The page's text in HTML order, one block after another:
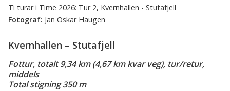
Ti turar i Time 2026: Tur 2, Kvernhallen - Stutafjell
Jan Oskar Haugen
Kvernhallen – Stutafjell
Fottur, totalt 9,34 km (4,67 km kvar veg), tur/retur,
middels
Total stigning 350 m